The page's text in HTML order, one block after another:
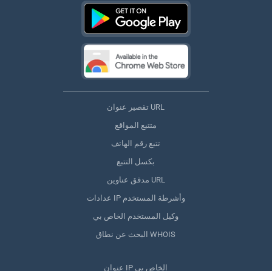
تقصير عنوان URL
متتبع المواقع
تتبع رقم الهاتف
بكسل التتبع
مدقق عناوين URL
عدادات IP وأشرطة المستخدم
وكيل المستخدم الخاص بي
البحث عن نطاق WHOIS
عنوان IP الخاص بي